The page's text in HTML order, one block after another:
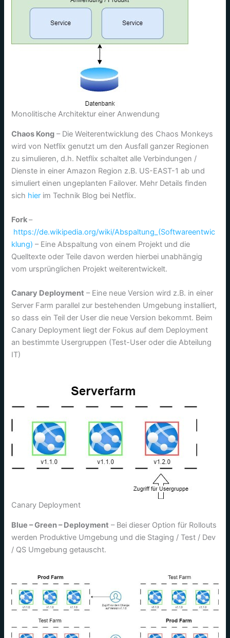
Monolitische Architektur einer Anwendung
Chaos Kong – Die Weiterentwicklung des Chaos Monkeys
wird von Netflix genutzt um den Ausfall ganzer Regionen
zu simulieren, d.h. Netflix schaltet alle Verbindungen /
Dienste in einer Amazon Region z.B. US-EAST-1 ab und
simuliert einen ungeplanten Failover. Mehr Details finden
sich hier im Technik Blog bei Netflix.
Fork–
https://de.wikipedia.org/wiki/Abspaltung_(Softwareentwic
klung) – Eine Abspaltung von einem Projekt und die
Quelltexte oder Teile davon werden hierbei unabhängig
vom ursprünglichen Projekt weiterentwickelt.
Canary Deployment – Eine neue Version wird z.B. in einer
Server Farm parallel zur bestehenden Umgebung installiert,
so dass ein Teil der User die neue Version bekommt. Beim
Canary Deployment liegt der Fokus auf dem Deployment
an bestimmte Usergruppen (Test-User oder die Abteilung
IT)
Canary Deployment
Blue – Green – Deployment – Bei dieser Option für Rollouts
werden Produktive Umgebung und die Staging / Test / Dev
/ QS Umgebung getauscht.